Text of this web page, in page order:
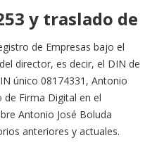
y traslado de
de Empresas bajo el
director, es decir, el DIN de
único 08174331, Antonio
de Firma Digital en el
Antonio José Boluda
anteriores y actuales.